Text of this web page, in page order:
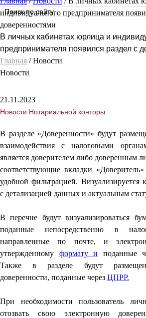
индивидуального предпринимателя
доверенностями
В личных кабинетах юрлица и
предпринимателя появился раздел с
Главная / Новости
Новости
21.11.2023
Новости Нотариальной конторы
В разделе «Доверенности» будут
взаимодействия с налоговыми
является доверителем либо доверенным
соответствующие вкладки
удобной фильтрацией. Визуализируется
с детализацией данных и актуальным
В перечне будут визуализироваться
поданные непосредственно в
направленные по почте, и
утвержденному формату и поданные
Также в разделе будут
доверенности, поданные через ЦПРР.
При необходимости пользователь
отозвать свою электронную